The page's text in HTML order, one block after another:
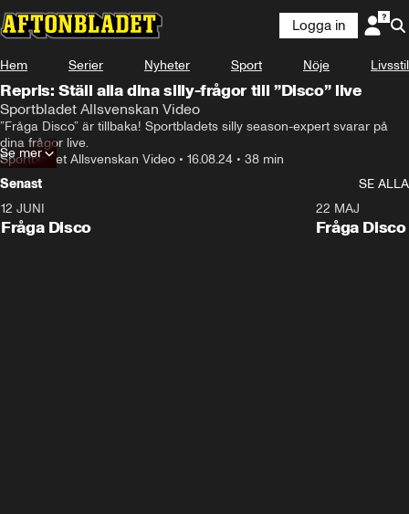
Logga in
Hem Serier Nyheter Sport Nöje Livsstil
Repris: Ställ alla dina silly-frågor till ”Disco” live
Sportbladet Allsvenskan Video
”Fråga Disco” är tillbaka! Sportbladets silly season-expert svarar på
dina frågor live.
Sportbladet Allsvenskan Video • 16.08.24 • 38 min
Se mer
Senast
SE ALLA
12 JUNI
Fråga Disco
22 MAJ
Fråga Disco